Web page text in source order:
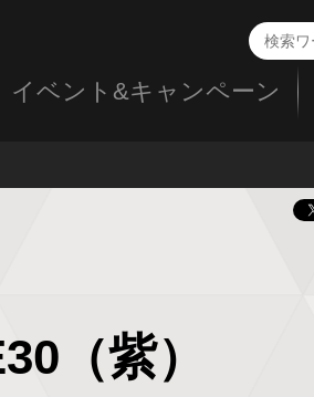
イベント&キャンペーン
（紫）